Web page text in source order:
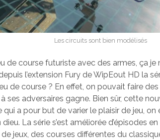
Les circuits sont bien modélisés
de course futuriste avec des armes, ça je
l’extension Fury de WipEout HD la
de course ? En effet, on pouvait faire
ses adversaires gagne. Bien sûr, cette
a pour but de varier le plaisir de jeu,
La série s’est améliorée d’épisodes
jeux, des courses différentes du